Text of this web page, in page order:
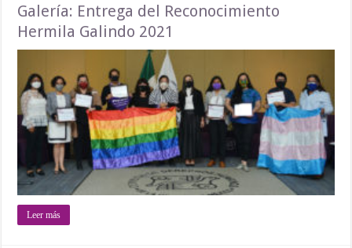
Galería: Entrega del Reconocimiento
Hermila Galindo 2021
Leer más